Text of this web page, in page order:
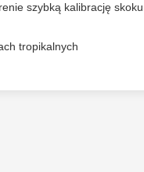
szybką kalibrację skoku
tropikalnych